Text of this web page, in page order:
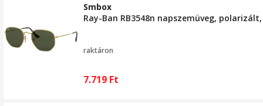
Smbox
Ray-Ban RB3548n napszemüveg,
raktáron
7.719 Ft